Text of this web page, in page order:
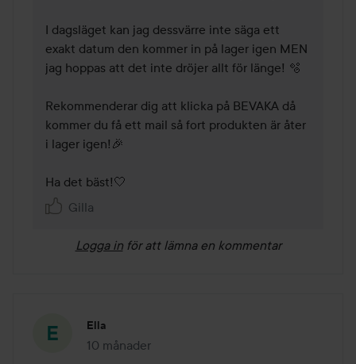
I dagsläget kan jag dessvärre inte säga ett
exakt datum den kommer in på lager igen MEN
jag hoppas att det inte dröjer allt för länge! 🫧
Rekommenderar dig att klicka på BEVAKA då
kommer du få ett mail så fort produkten är åter
i lager igen!🎉
Ha det bäst!🤍
Gilla
Logga in för att lämna en kommentar
Ella
10 månader
Inlägget skapades 10 månader